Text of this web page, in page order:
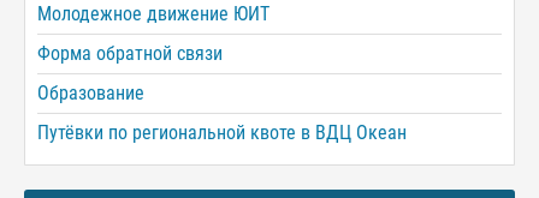
Молодежное движение ЮИТ
Форма обратной связи
Образование
Путёвки по региональной квоте в ВДЦ Океан